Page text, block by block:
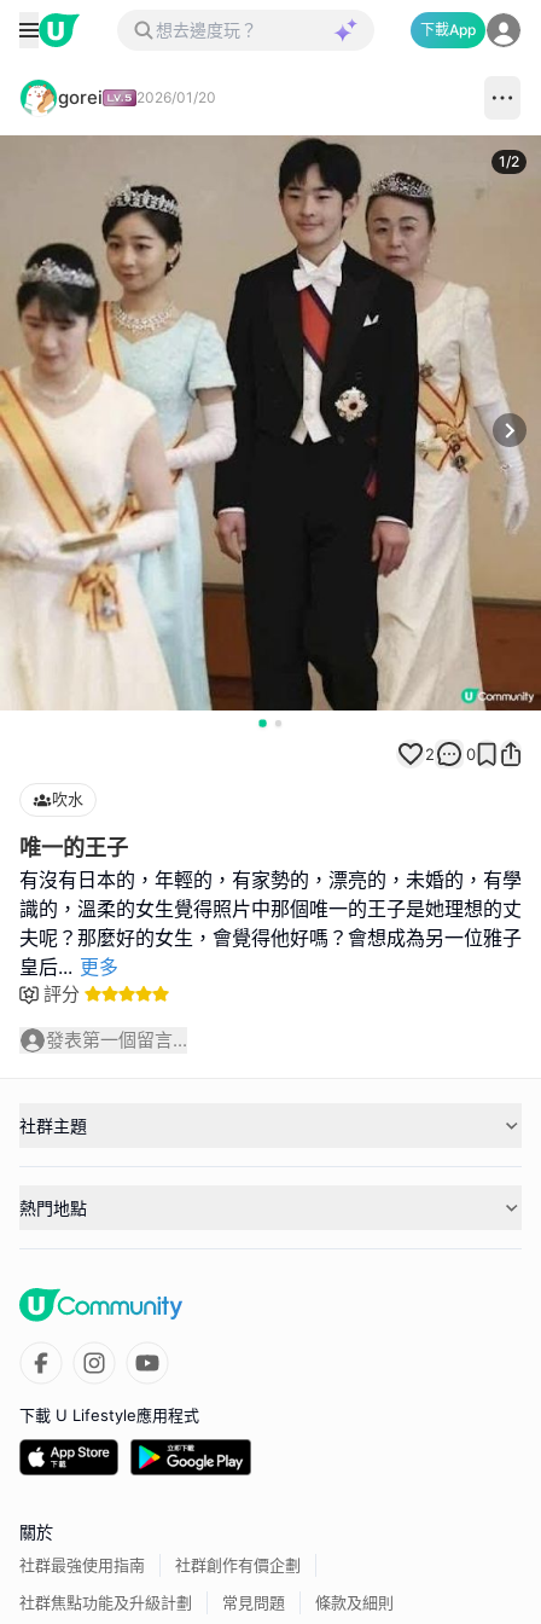
下載App
gorei 2026/01/20
1/2
2 0
吹水
唯一的王子
有沒有日本的，年輕的，有家勢的，漂亮的，未婚的，有學
識的，溫柔的女生覺得照片中那個唯一的王子是她理想的丈
夫呢？那麼好的女生，會覺得他好嗎？會想成為另一位雅子
皇后... 更多
評分
發表第一個留言...
社群主題
熱門地點
下載 U Lifestyle應用程式
關於
社群最強使用指南
社群創作有價企劃
社群焦點功能及升級計劃
常見問題 條款及細則